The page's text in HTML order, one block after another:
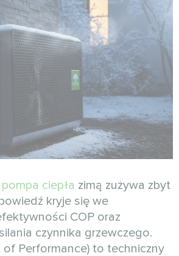
pompa ciepła zimą zużywa zbyt
kryje się we
COP oraz
czynnika grzewczego.
of Performance) to techniczny